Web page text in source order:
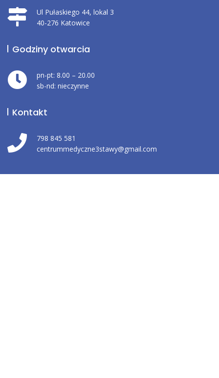
Ul Pułaskiego 44, lokal 3
40-276 Katowice
Godziny otwarcia
pn-pt: 8.00 – 20.00
sb-nd: nieczynne
Kontakt
798 845 581
centrummedyczne3stawy@gmail.com